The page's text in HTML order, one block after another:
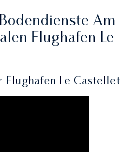
Am
Flughafen Le
Flughafen Le Castellet